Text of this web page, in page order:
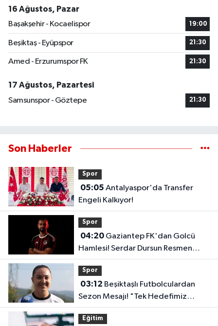
16 Ağustos, Pazar
Başakşehir - Kocaelispor
19:00
Beşiktaş - Eyüpspor 21:30
Amed - Erzurumspor FK 21:30
17 Ağustos, Pazartesi
Samsunspor - Göztepe
21:30
Son Haberler
Spor
05:05
Engeli Kalkıyor!
Spor
04:20Gaziantep FK'dan Golcü
Hamlesi! Serdar Dursun Resmen
İmzayı Attı!
Spor
03:12
Sezon Mesajı! "Tek Hedefimiz
Şampiyonluk"
Eğitim